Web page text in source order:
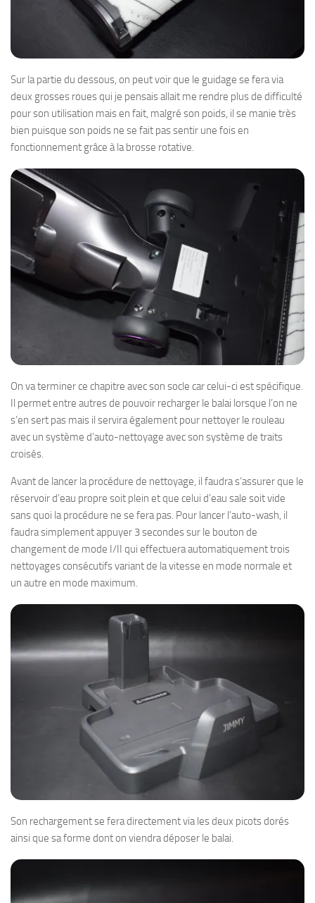
Sur la partie du dessous, on peut voir que le guidage se fera via
deux grosses roues qui je pensais allait me rendre plus de difficulté
pour son utilisation mais en fait, malgré son poids, il se manie très
bien puisque son poids ne se fait pas sentir une fois en
fonctionnement grâce à la brosse rotative.
On va terminer ce chapitre avec son socle car celui-ci est spécifique.
Il permet entre autres de pouvoir recharger le balai lorsque l’on ne
s’en sert pas mais il servira également pour nettoyer le rouleau
avec un système d’auto-nettoyage avec son système de traits
croisés.
Avant de lancer la procédure de nettoyage, il faudra s’assurer que le
réservoir d’eau propre soit plein et que celui d’eau sale soit vide
sans quoi la procédure ne se fera pas. Pour lancer l’auto-wash, il
faudra simplement appuyer 3 secondes sur le bouton de
changement de mode I/II qui effectuera automatiquement trois
nettoyages consécutifs variant de la vitesse en mode normale et
un autre en mode maximum.
Son rechargement se fera directement via les deux picots dorés
ainsi que sa forme dont on viendra déposer le balai.